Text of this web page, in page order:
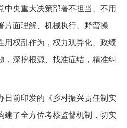
中央重大决策部署不担当、不用
片面理解、机械执行、野蛮操
用权乱作为，权力观异化、政绩
，深挖根源、找准症结，精准纠
日前印发的《乡村振兴责任制实
建了全方位考核监督机制，切实